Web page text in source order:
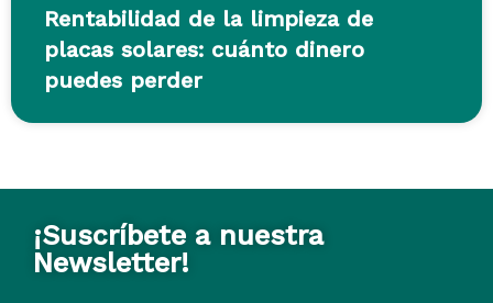
Rentabilidad de la limpieza de
placas solares: cuánto dinero
puedes perder
¡Suscríbete a nuestra
Newsletter!